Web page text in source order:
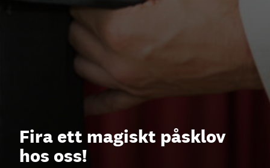
Fira ett magiskt påsklov
hos oss!